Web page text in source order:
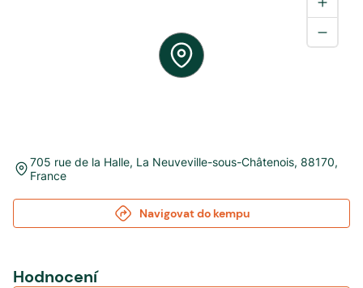
705 rue de la Halle, La Neuveville-sous-Châtenois,88170,
France
Navigovat do kempu
Hodnocení